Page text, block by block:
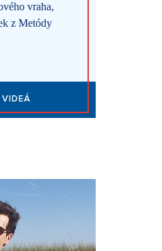
vraha,
z Metódy